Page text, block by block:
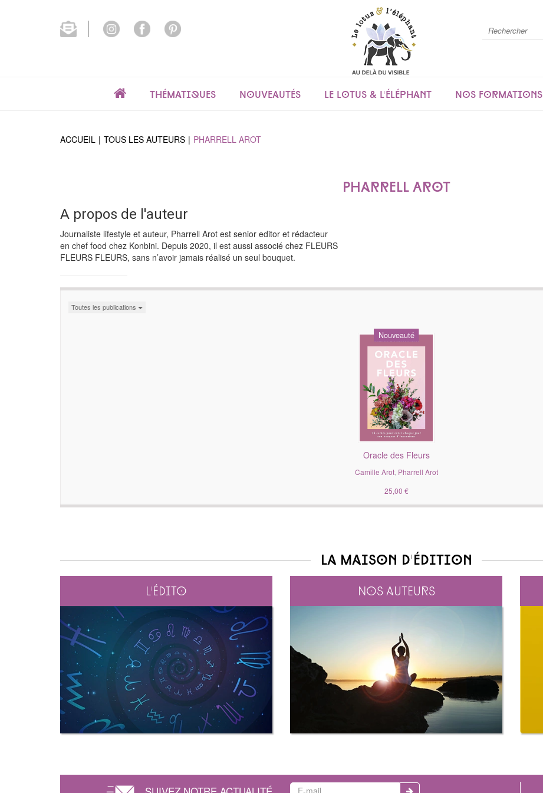
Thématiques Nouveautés Le lotus & l'éléphant Nos formations
ACCUEIL TOUS LES AUTEURS PHARRELL AROT
Pharrell Arot
A propos de l'auteur
Journaliste lifestyle et auteur, Pharrell Arot est senior editor et rédacteur
en chef food chez Konbini. Depuis 2020, il est aussi associé chez FLEURS
FLEURS FLEURS, sans n’avoir jamais réalisé un seul bouquet.
Toutes les publications
Nouveauté
Oracle des Fleurs
Camille Arot, Pharrell Arot
25,00 €
La maison d'édition
L'édito Nos auteurs